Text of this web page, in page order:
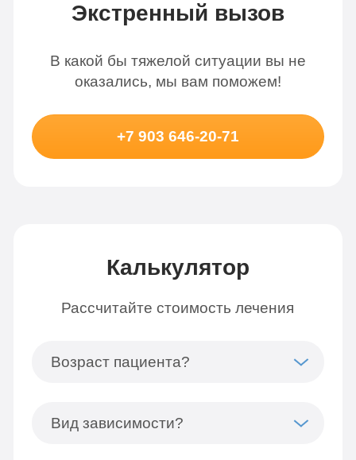
Экстренный вызов
В какой бы тяжелой ситуации вы не
оказались, мы вам поможем!
+7 903 646-20-71
Калькулятор
Рассчитайте стоимость лечения
Возраст пациента?
Вид зависимости?